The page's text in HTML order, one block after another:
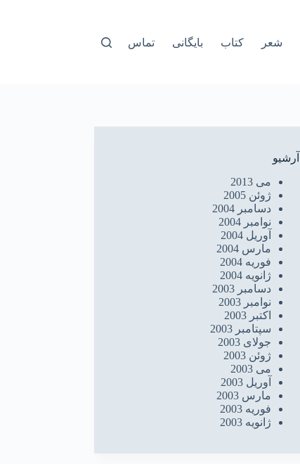
شعر کتاب بایگانی تماس
آرشیو
می 2013
ژوئن 2005
دسامبر 2004
نوامبر 2004
آوریل 2004
مارس 2004
فوریه 2004
ژانویه 2004
دسامبر 2003
نوامبر 2003
اکتبر 2003
سپتامبر 2003
جولای 2003
ژوئن 2003
می 2003
آوریل 2003
مارس 2003
فوریه 2003
ژانویه 2003